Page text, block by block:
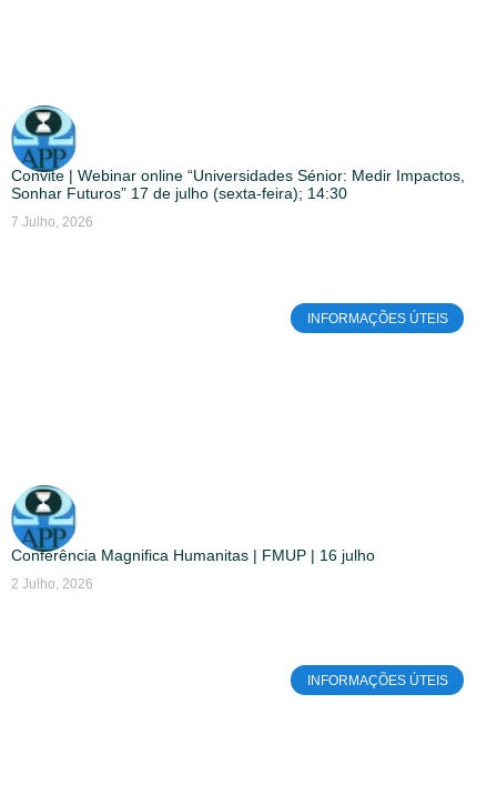
Convite | Webinar online “Universidades Sénior: Medir Impactos,
Sonhar Futuros” 17 de julho (sexta-feira); 14:30
7 Julho, 2026
INFORMAÇÕES ÚTEIS
Conferência Magnifica Humanitas | FMUP | 16 julho
2 Julho, 2026
INFORMAÇÕES ÚTEIS